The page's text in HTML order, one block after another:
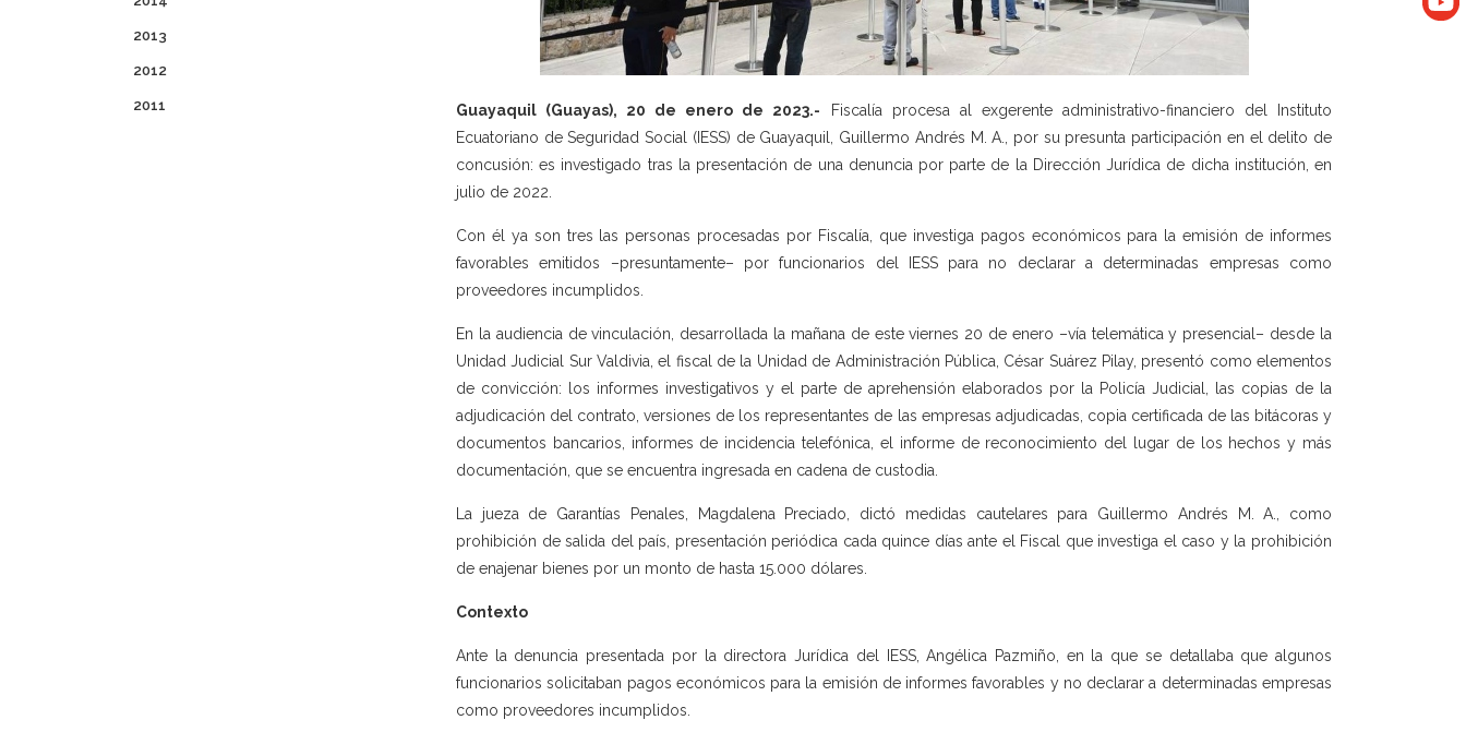
2013
2012
2011 Guayaquil (Guayas), 20 de enero de 2023.- Fiscalía procesa al exgerente administrativo-financiero del Instituto
Ecuatoriano de Seguridad Social (IESS) de Guayaquil, Guillermo Andrés M. A., por su presunta participación en el delito de
concusión: es investigado tras la presentación de una denuncia por parte de la Dirección Jurídica de dicha institución, en
julio de 2022.
Con él ya son tres las personas procesadas por Fiscalía, que investiga pagos económicos para la emisión de informes
favorables emitidos –presuntamente– por funcionarios del IESS para no declarar a determinadas empresas como
proveedores incumplidos.
En la audiencia de vinculación, desarrollada la mañana de este viernes 20 de enero –vía telemática y presencial– desde la
Unidad Judicial Sur Valdivia, el fiscal de la Unidad de Administración Pública, César Suárez Pilay, presentó como elementos
de convicción: los informes investigativos y el parte de aprehensión elaborados por la Policía Judicial, las copias de la
adjudicación del contrato, versiones de los representantes de las empresas adjudicadas, copia certificada de las bitácoras y
documentos bancarios, informes de incidencia telefónica, el informe de reconocimiento del lugar de los hechos y más
documentación, que se encuentra ingresada en cadena de custodia.
La jueza de Garantías Penales, Magdalena Preciado, dictó medidas cautelares para Guillermo Andrés M. A., como
prohibición de salida del país, presentación periódica cada quince días ante el Fiscal que investiga el caso y la prohibición
de enajenar bienes por un monto de hasta 15.000 dólares.
Contexto
Ante la denuncia presentada por la directora Jurídica del IESS, Angélica Pazmiño, en la que se detallaba que algunos
funcionarios solicitaban pagos económicos para la emisión de informes favorables y no declarar a determinadas empresas
como proveedores incumplidos.